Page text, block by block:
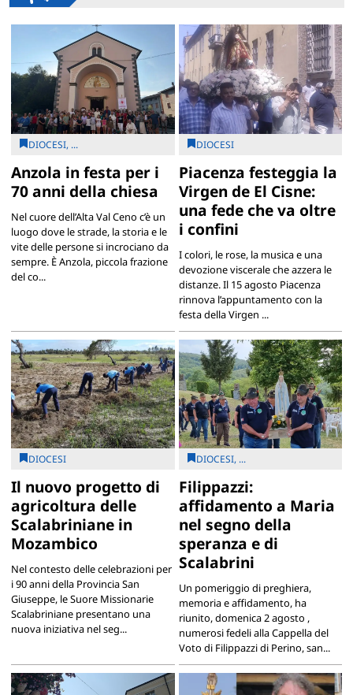
DIOCESI, ...
Anzola in festa per i
70 anni della chiesa
Nel cuore dell’Alta Val Ceno c’è un
luogo dove le strade, la storia e le
vite delle persone si incrociano da
sempre. È Anzola, piccola frazione
del co...
DIOCESI
Piacenza festeggia la
Virgen de El Cisne:
una fede che va oltre
i confini
I colori, le rose, la musica e una
devozione viscerale che azzera le
distanze. Il 15 agosto Piacenza
rinnova l’appuntamento con la
festa della Virgen ...
DIOCESI
Il nuovo progetto di
agricoltura delle
Scalabriniane in
Mozambico
Nel contesto delle celebrazioni per
i 90 anni della Provincia San
Giuseppe, le Suore Missionarie
Scalabriniane presentano una
nuova iniziativa nel seg...
DIOCESI, ...
Filippazzi:
affidamento a Maria
nel segno della
speranza e di
Scalabrini
Un pomeriggio di preghiera,
memoria e affidamento, ha
riunito, domenica 2 agosto ,
numerosi fedeli alla Cappella del
Voto di Filippazzi di Perino, san...